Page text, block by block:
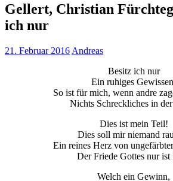
Gellert, Christian
ich nur
21. Februar 2016 Andreas
Besitz ich nur
Ein ruhiges
So ist für mich, wenn andre
Nichts Schreckliches in
Dies ist mein Teil!
Dies soll mir niemand
Ein reines Herz von
Der Friede Gottes nur ist
Welch ein Gewinn,